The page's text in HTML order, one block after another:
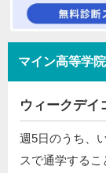
マイン高等学
ウィークデイ
週5日のうち、
スで通学するこ